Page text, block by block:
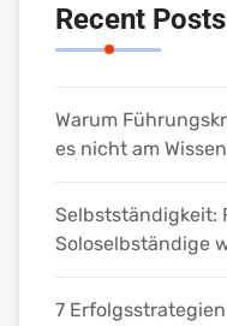
Recent Posts
Warum
es nicht am
Selbstständigkeit:
Soloselbständige
7